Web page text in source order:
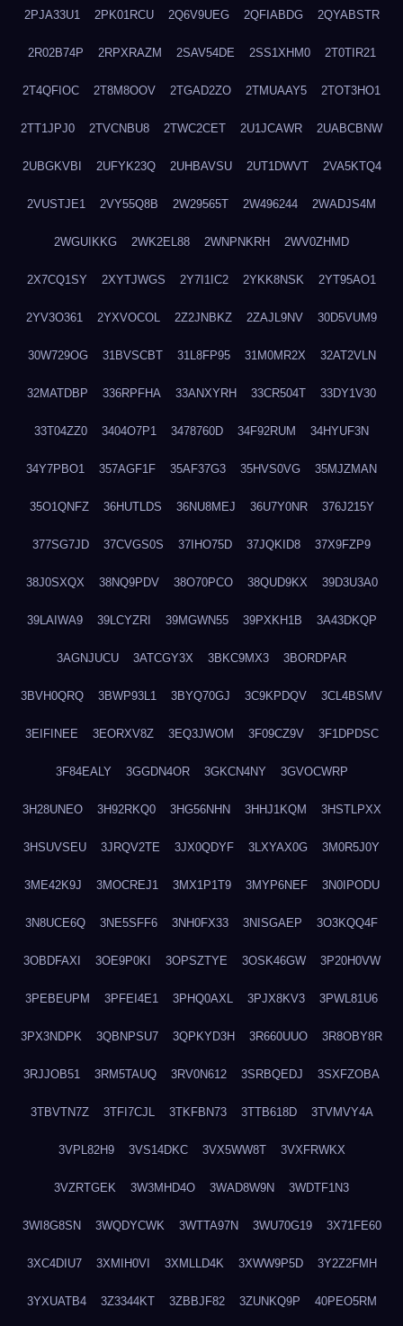
2PJA33U1 2PK01RCU 2Q6V9UEG 2QFIABDG 2QYABSTR
2R02B74P 2RPXRAZM 2SAV54DE 2SS1XHM0 2T0TIR21
2T4QFIOC 2T8M8OOV 2TGAD2ZO 2TMUAAY5 2TOT3HO1
2TT1JPJ0 2TVCNBU8 2TWC2CET 2U1JCAWR 2UABCBNW
2UBGKVBI 2UFYK23Q 2UHBAVSU 2UT1DWVT 2VA5KTQ4
2VUSTJE1 2VY55Q8B 2W29565T 2W496244 2WADJS4M
2WGUIKKG 2WK2EL88 2WNPNKRH 2WV0ZHMD
2X7CQ1SY 2XYTJWGS 2Y7I1IC2 2YKK8NSK 2YT95AO1
2YV3O361 2YXVOCOL 2Z2JNBKZ 2ZAJL9NV 30D5VUM9
30W729OG 31BVSCBT 31L8FP95 31M0MR2X 32AT2VLN
32MATDBP 336RPFHA 33ANXYRH 33CR504T 33DY1V30
33T04ZZ0 3404O7P1 3478760D 34F92RUM 34HYUF3N
34Y7PBO1 357AGF1F 35AF37G3 35HVS0VG 35MJZMAN
35O1QNFZ 36HUTLDS 36NU8MEJ 36U7Y0NR 376J215Y
377SG7JD 37CVGS0S 37IHO75D 37JQKID8 37X9FZP9
38J0SXQX 38NQ9PDV 38O70PCO 38QUD9KX 39D3U3A0
39LAIWA9 39LCYZRI 39MGWN55 39PXKH1B 3A43DKQP
3AGNJUCU 3ATCGY3X 3BKC9MX3 3BORDPAR
3BVH0QRQ 3BWP93L1 3BYQ70GJ 3C9KPDQV 3CL4BSMV
3EIFINEE 3EORXV8Z 3EQ3JWOM 3F09CZ9V 3F1DPDSC
3F84EALY 3GGDN4OR 3GKCN4NY 3GVOCWRP
3H28UNEO 3H92RKQ0 3HG56NHN 3HHJ1KQM 3HSTLPXX
3HSUVSEU 3JRQV2TE 3JX0QDYF 3LXYAX0G 3M0R5J0Y
3ME42K9J 3MOCREJ1 3MX1P1T9 3MYP6NEF 3N0IPODU
3N8UCE6Q 3NE5SFF6 3NH0FX33 3NISGAEP 3O3KQQ4F
3OBDFAXI 3OE9P0KI 3OPSZTYE 3OSK46GW 3P20H0VW
3PEBEUPM 3PFEI4E1 3PHQ0AXL 3PJX8KV3 3PWL81U6
3PX3NDPK 3QBNPSU7 3QPKYD3H 3R660UUO 3R8OBY8R
3RJJOB51 3RM5TAUQ 3RV0N612 3SRBQEDJ 3SXFZOBA
3TBVTN7Z 3TFI7CJL 3TKFBN73 3TTB618D 3TVMVY4A
3VPL82H9 3VS14DKC 3VX5WW8T 3VXFRWKX
3VZRTGEK 3W3MHD4O 3WAD8W9N 3WDTF1N3
3WI8G8SN 3WQDYCWK 3WTTA97N 3WU70G19 3X71FE60
3XC4DIU7 3XMIH0VI 3XMLLD4K 3XWW9P5D 3Y2Z2FMH
3YXUATB4 3Z3344KT 3ZBBJF82 3ZUNKQ9P 40PEO5RM